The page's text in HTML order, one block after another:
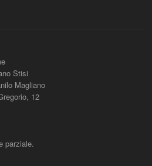
Stisi
Magliano
12
parziale.